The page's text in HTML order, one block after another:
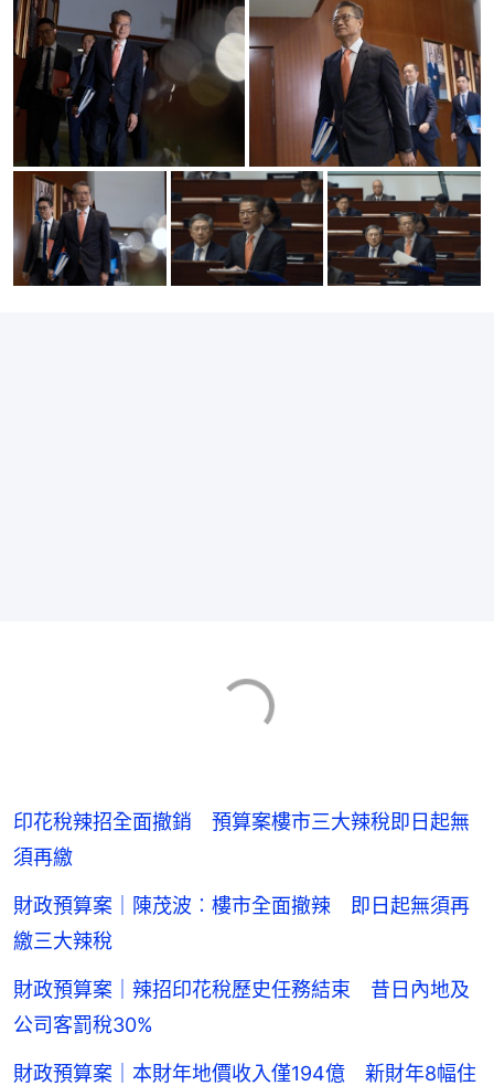
印花稅辣招全面撤銷 預算案樓市三大辣稅即日起無
須再繳
財政預算案｜陳茂波︰樓市全面撤辣 即日起無須再
繳三大辣稅
財政預算案｜辣招印花稅歷史任務結束 昔日內地及
公司客罰稅30%
財政預算案｜本財年地價收入僅194億 新財年8幅住